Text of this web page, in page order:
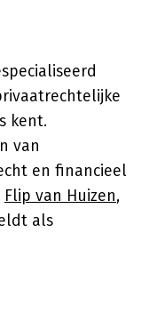
kent.
van
en financieel
Flip van Huizen,
als